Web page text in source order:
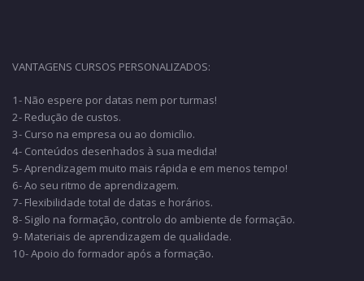
VANTAGENS CURSOS PERSONALIZADOS:
1- Não espere por datas nem por turmas!
2- Redução de custos.
3- Curso na empresa ou ao domicílio.
4- Conteúdos desenhados à sua medida!
5- Aprendizagem muito mais rápida e em menos tempo!
6- Ao seu ritmo de aprendizagem.
7- Flexibilidade total de datas e horários.
8- Sigilo na formação, controlo do ambiente de formação.
9- Materiais de aprendizagem de qualidade.
10- Apoio do formador após a formação.